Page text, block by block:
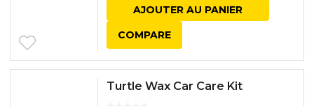
AJOUTER AU PANIER
COMPARE
Turtle Wax Car Care Kit